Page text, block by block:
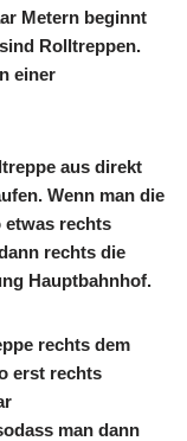
Metern beginnt
Rolltreppen.
einer
aus direkt
Wenn man die
etwas rechts
rechts die
Hauptbahnhof.
rechts dem
erst rechts
man dann